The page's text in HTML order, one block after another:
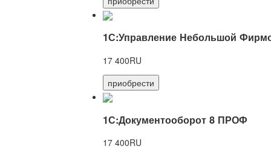
1С:Управление Небольшой
17 400RU
приобрести
1С:Документооборот 8 ПРОФ
17 400RU